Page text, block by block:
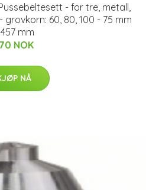
- for tre, metall,
60, 80, 100 - 75 mm
mm
NOK
NÅ